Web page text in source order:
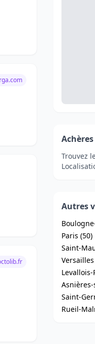
Achères
Trouvez
Autres
Paris (50)
Saint-
Saint-
Rueil-